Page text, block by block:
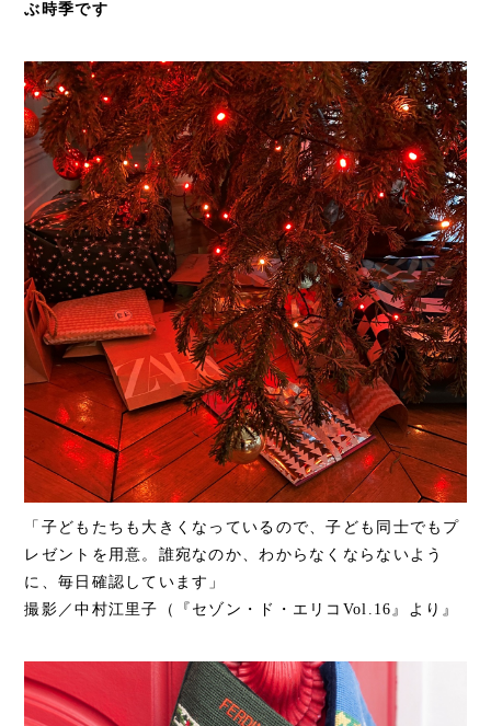
ぶ時季です
「子どもたちも大きくなっているので、子ども同士でもプ
レゼントを用意。誰宛なのか、わからなくならないよう
に、毎日確認しています」
撮影／中村江里子（『セゾン・ド・エリコVol.16』より』